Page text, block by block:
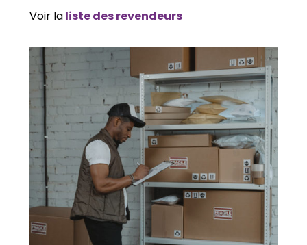
Voir laliste des revendeurs